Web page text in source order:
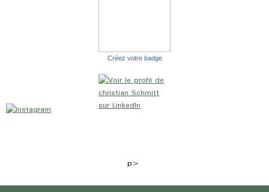
Créez votre badge
p>